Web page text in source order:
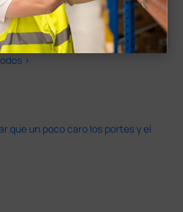
>
que un poco caro los portes y el